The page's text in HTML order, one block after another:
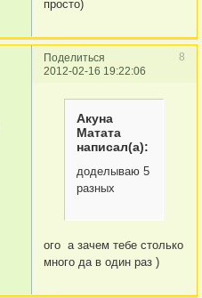
просто)
Поделиться
8
2012-02-16 19:22:06
Акуна
Матата
написал(а):
доделываю 5
разных
ого а зачем тебе столько
много да в один раз )